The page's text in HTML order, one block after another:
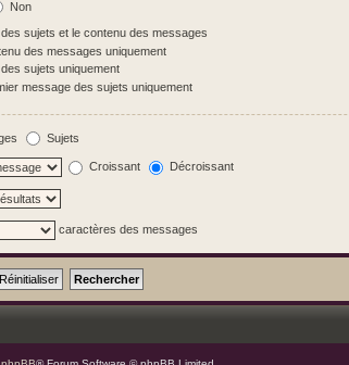
Non
des sujets et le contenu des messages
des messages uniquement
des sujets uniquement
message des sujets uniquement
Sujets
Croissant Décroissant
caractères des messages